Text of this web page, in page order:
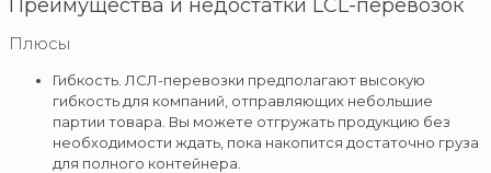
Преимущества и недостатки LCL-перевозок
Плюсы
Гибкость. ЛСЛ-перевозки предполагают высокую
гибкость для компаний, отправляющих небольшие
партии товара. Вы можете отгружать продукцию без
необходимости ждать, пока накопится достаточно груза
для полного контейнера.